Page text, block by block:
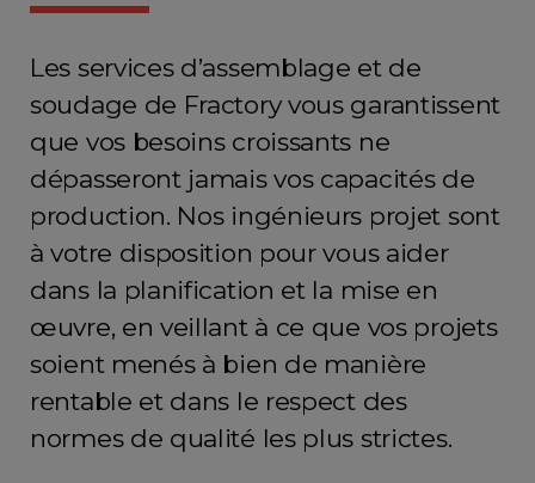
Les services d’assemblage et de
soudage de Fractory vous garantissent
que vos besoins croissants ne
dépasseront jamais vos capacités de
production. Nos ingénieurs projet sont
à votre disposition pour vous aider
dans la planification et la mise en
œuvre, en veillant à ce que vos projets
soient menés à bien de manière
rentable et dans le respect des
normes de qualité les plus strictes.